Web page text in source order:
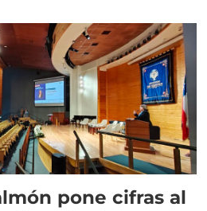
pone cifras al